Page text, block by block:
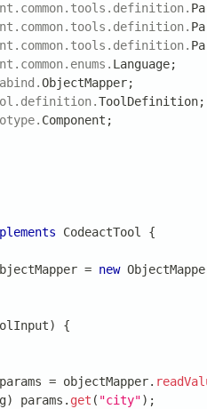
. common. tools . definition.
. common. tools . definition.
. common. tools . definition.
. common. enums . Language;
.ObjectMapper;
. definition.ToolDefinition;
. Component ;
CodeactTool {
= new
)
{
params = objectMapper.
) params . get ( "city") ;